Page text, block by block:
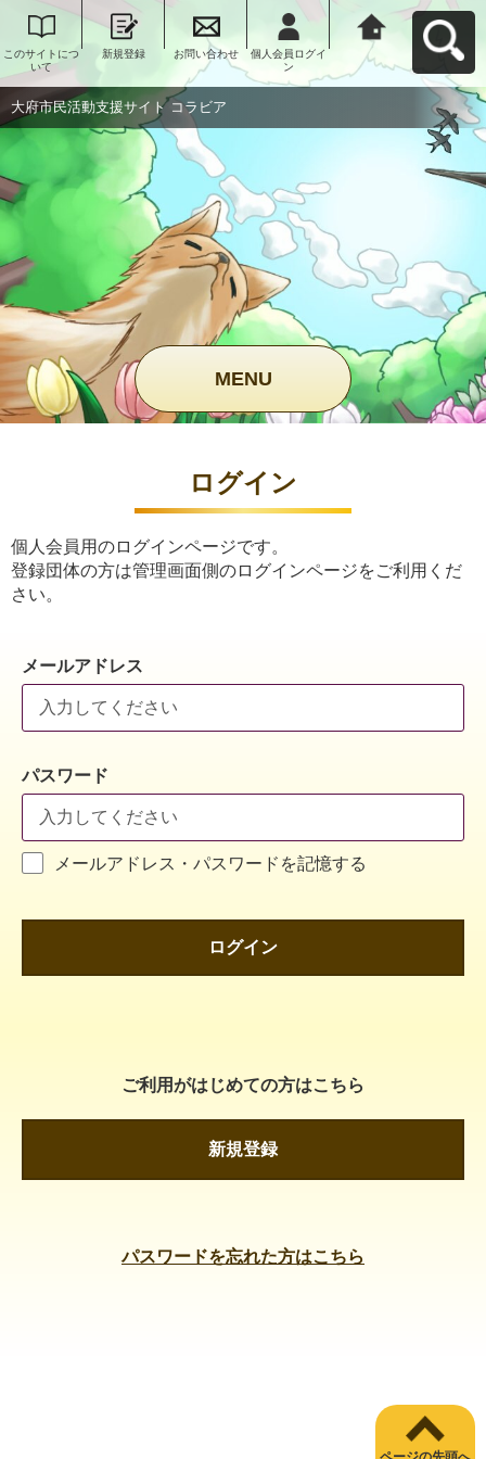
このサイトにつ
いて
新規登録 お問い合わせ
個人会員ログイ
ン
大府市民活動支
援サイト コラビ
アへ戻る
大府市民活動支援サイト コラビア
MENU
ログイン
個人会員用のログインページです。
登録団体の方は管理画面側のログインページをご利用くだ
さい。
メールアドレス
パスワード
メールアドレス・パスワードを記憶する
ログイン
ご利用がはじめての方はこちら
新規登録
パスワードを忘れた方はこちら